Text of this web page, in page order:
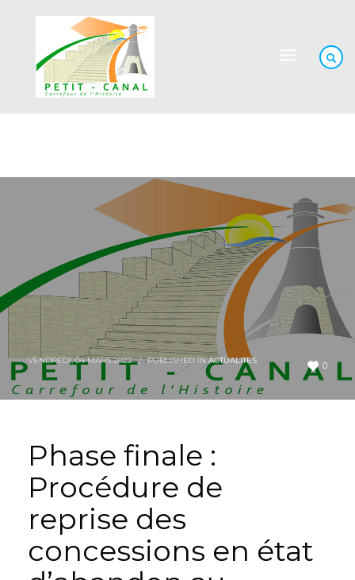
0
VENDREDI, 04 MARS 2022 / PUBLISHED INACTUALITES
Phase finale :
Procédure de
reprise des
concessions en état